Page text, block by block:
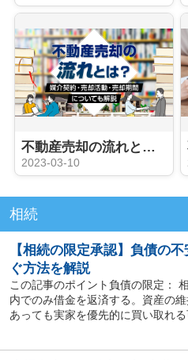
不動産売却の流れとは？媒介契約・売却活動・売却期間についても解説
2023-03-10
相続
【相続の限定承認】負債の
ぐ方法を解説
この記事のポイント負債の限定：
内でのみ借金を返済する。資産の
あっても実家を優先的に買い取れる